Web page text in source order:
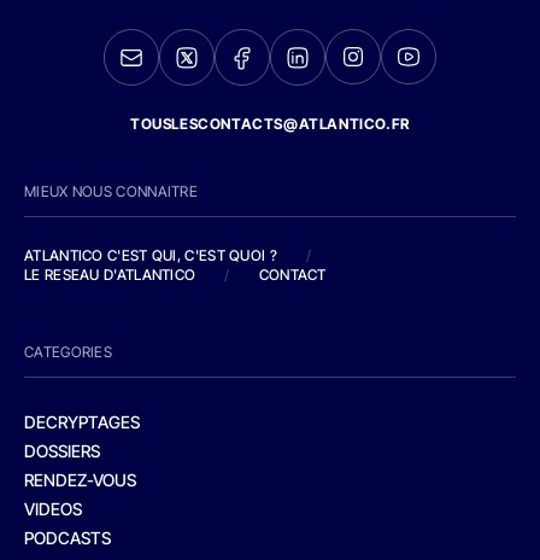
TOUSLESCONTACTS@ATLANTICO.FR
MIEUX NOUS CONNAITRE
ATLANTICO C'EST QUI, C'EST QUOI ?
/
LE RESEAU D'ATLANTICO
/ CONTACT
CATEGORIES
DECRYPTAGES
DOSSIERS
RENDEZ-VOUS
VIDEOS
PODCASTS